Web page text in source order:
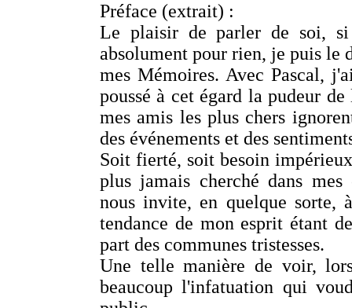
Préface (extrait) :
Le plaisir de parler de soi, si
absolument pour rien, je puis le
mes Mémoires. Avec Pascal,
poussé à cet égard la pudeur
mes amis les plus chers
des événements et des
Soit fierté, soit besoin
plus jamais cherché dans
nous invite, en quelque sorte,
tendance de mon esprit étant
part des communes tristesses.
Une telle manière de voir,
beaucoup l'infatuation qui